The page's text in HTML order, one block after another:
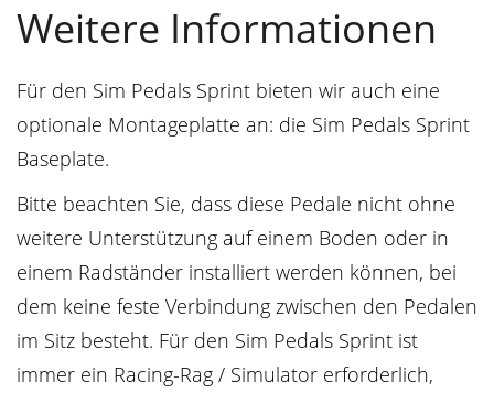
Weitere Informationen
Für den Sim Pedals Sprint bieten wir auch eine
optionale Montageplatte an: die Sim Pedals Sprint
Baseplate.
Bitte beachten Sie, dass diese Pedale nicht ohne
weitere Unterstützung auf einem Boden oder in
einem Radständer installiert werden können, bei
dem keine feste Verbindung zwischen den Pedalen
im Sitz besteht. Für den Sim Pedals Sprint ist
immer ein Racing-Rag / Simulator erforderlich,